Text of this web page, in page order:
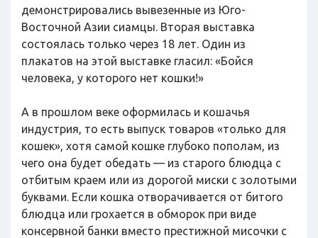
демонстрировались вывезенные из Юго-
Восточной Азии сиамцы. Вторая выставка
состоялась только через 18 лет. Один из
плакатов на этой выставке гласил: «Бойся
человека, у которого нет кошки!»
А в прошлом веке оформилась и кошачья
индустрия, то есть выпуск товаров «только для
кошек», хотя самой кошке глубоко пополам, из
чего она будет обедать — из старого блюдца с
отбитым краем или из дорогой миски с золотыми
буквами. Если кошка отворачивается от битого
блюдца или грохается в обморок при виде
консервной банки вместо престижной мисочки с